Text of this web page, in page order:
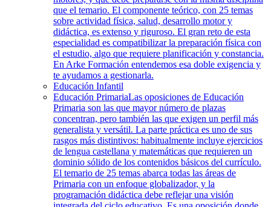
que el temario. El componente teórico, con 25 temas
sobre actividad física, salud, desarrollo motor y
didáctica, es extenso y riguroso. El gran reto de esta
especialidad es compatibilizar la preparación física con
el estudio, algo que requiere planificación y constancia.
En Arke Formación entendemos esa doble exigencia y
te ayudamos a gestionarla.
Educación Infantil
Educación PrimariaLas oposiciones de Educación
Primaria son las que mayor número de plazas
concentran, pero también las que exigen un perfil más
generalista y versátil. La parte práctica es uno de sus
rasgos más distintivos: habitualmente incluye ejercicios
de lengua castellana y matemáticas que requieren un
dominio sólido de los contenidos básicos del currículo.
El temario de 25 temas abarca todas las áreas de
Primaria con un enfoque globalizador, y la
programación didáctica debe reflejar una visión